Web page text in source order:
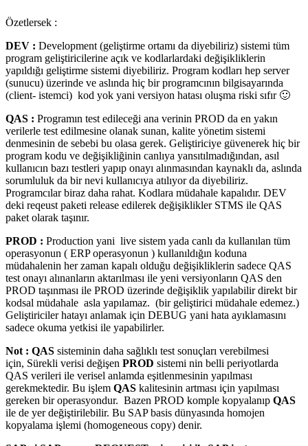
Özetlersek :
DEV : Development (geliştirme ortamı da diyebiliriz) sistemi tüm
program geliştiricilerine açık ve kodlarlardaki değişikliklerin
yapıldığı geliştirme sistemi diyebiliriz. Program kodları hep server
(sunucu) üzerinde ve aslında hiç bir programcının bilgisayarında
(client- istemci) kod yok yani versiyon hatası oluşma riski sıfır 🙂
QAS : Programın test edileceği ana verinin PROD da en yakın
verilerle test edilmesine olanak sunan, kalite yönetim sistemi
denmesinin de sebebi bu olasa gerek. Geliştiriciye güvenerek hiç bir
program kodu ve değişikliğinin canlıya yansıtılmadığından, asıl
kullanıcın bazı testleri yapıp onayı alınmasından kaynaklı da, aslında
sorumluluk da bir nevi kullanıcıya atılıyor da diyebiliriz.
Programcılar biraz daha rahat. Kodlara müdahale kapalıdır. DEV
deki reqeust paketi release edilerek değişiklikler STMS ile QAS
paket olarak taşınır.
PROD : Production yani live sistem yada canlı da kullanılan tüm
operasyonun ( ERP operasyonun ) kullanıldığın koduna
müdahalenin her zaman kapalı olduğu değişikliklerin sadece QAS
test onayı alınanların aktarılması ile yeni versiyonların QAS den
PROD taşınması ile PROD üzerinde değişiklik yapılabilir direkt bir
kodsal müdahale asla yapılamaz. (bir geliştirici müdahale edemez.)
Geliştiriciler hatayı anlamak için DEBUG yani hata ayıklamasını
sadece okuma yetkisi ile yapabilirler.
Not : QAS sisteminin daha sağlıklı test sonuçları verebilmesi
için, Sürekli verisi değişen PROD sistemi nin belli periyotlarda
QAS verileri ile verisel anlamda eşitlenmesinin yapılması
gerekmektedir. Bu işlem QAS kalitesinin artması için yapılması
gereken bir operasyondur. Bazen PROD komple kopyalanıp QAS
ile de yer değiştirilebilir. Bu SAP basis dünyasında homojen
kopyalama işlemi (homogeneous copy) denir.